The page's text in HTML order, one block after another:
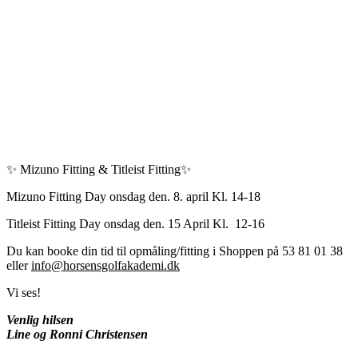
✨ Mizuno Fitting & Titleist Fitting✨
Mizuno Fitting Day onsdag den. 8. april Kl. 14-18
Titleist Fitting Day onsdag den. 15 April Kl. 12-16
Du kan booke din tid til opmåling/fitting i Shoppen på 53 81 01 38
ellerinfo@horsensgolfakademi.dk
Vi ses!
Venlig hilsen
Line og Ronni Christensen